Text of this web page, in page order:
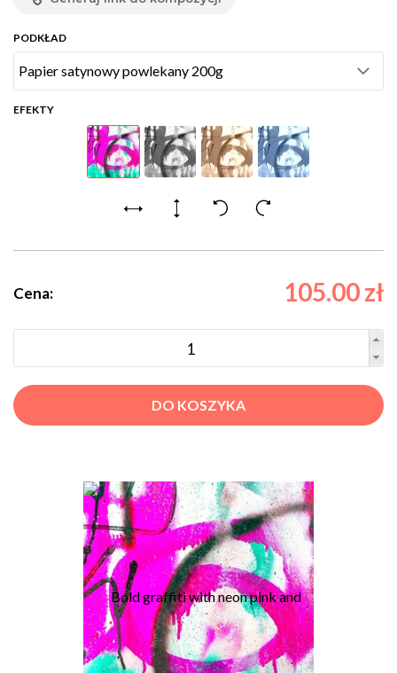
PODKŁAD
EFEKTY
Cena: 105.00 zł
DO KOSZYKA